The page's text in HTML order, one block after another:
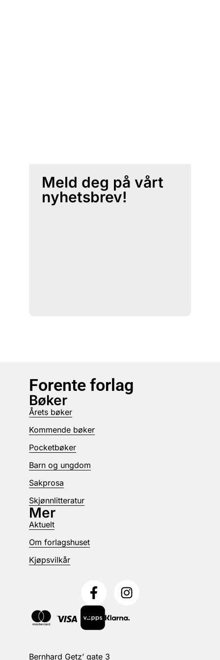
Meld deg på vårt
nyhetsbrev!
Forente forlag
Bernhard Getz’ gate 3
Bøker
Årets bøker
Kommende bøker
Pocketbøker
Barn og ungdom
Sakprosa
Skjønnlitteratur
Mer
Aktuelt
Om forlagshuset
Kjøpsvilkår